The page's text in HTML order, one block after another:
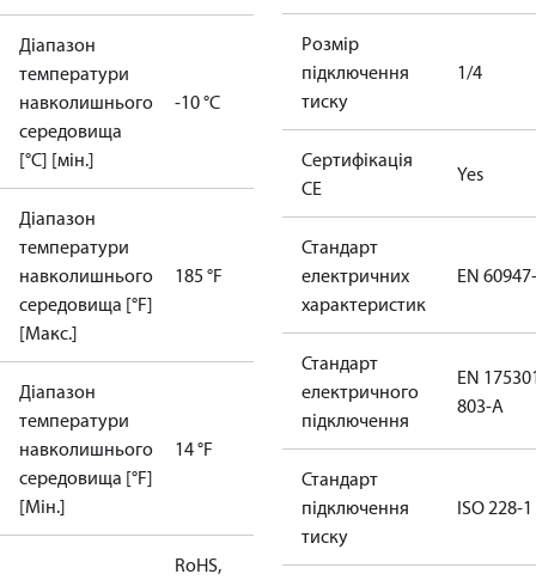
Діапазон
температури
навколишнього
середовища
[°C] [мін.]
-10 °C
Діапазон
температури
навколишнього
середовища [°F]
[Макс.]
185 °F
Діапазон
температури
навколишнього
середовища [°F]
[Мін.]
14 °F
RoHS,
Розмір
підключення
тиску
1/4
Сертифікація
CE
Yes
Стандарт
електричних
характеристик
EN
Стандарт
електричного
підключення
EN
803-A
Стандарт
підключення
тиску
ISO 228-1